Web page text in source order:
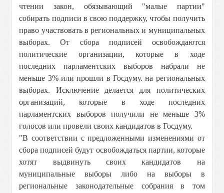
чтении закон, обязывающий "малые партии"
собирать подписи в свою поддержку, чтобы получить
право участвовать в региональных и муниципальных
выборах. От сбора подписей освобождаются
политические организации, которые в ходе
последних парламентских выборов набрали не
меньше 3% или прошли в Госдуму. на региональных
выборах. Исключение делается для политических
организаций, которые в ходе последних
парламентских выборов получили не меньше 3%
голосов или провели своих кандидатов в Госдуму.
"В соответствии с предложенными изменениями от
сбора подписей будут освобождаться партии, которые
хотят выдвинуть своих кандидатов на
муниципальные выборы либо на выборы в
региональные законодательные собрания в том